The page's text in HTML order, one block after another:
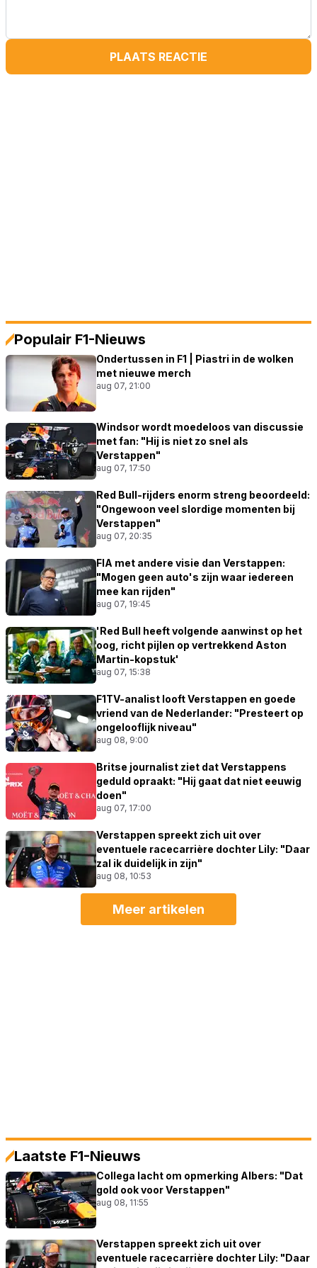
PLAATS REACTIE
Populair F1-Nieuws
Ondertussen in F1 | Piastri in de wolken
met nieuwe merch
aug 07, 21:00
Windsor wordt moedeloos van discussie
met fan: "Hij is niet zo snel als
Verstappen"
aug 07, 17:50
Red Bull-rijders enorm streng beoordeeld:
"Ongewoon veel slordige momenten bij
Verstappen"
aug 07, 20:35
FIA met andere visie dan Verstappen:
"Mogen geen auto's zijn waar iedereen
mee kan rijden"
aug 07, 19:45
'Red Bull heeft volgende aanwinst op het
oog, richt pijlen op vertrekkend Aston
Martin-kopstuk'
aug 07, 15:38
F1TV-analist looft Verstappen en goede
vriend van de Nederlander: "Presteert op
ongelooflijk niveau"
aug 08, 9:00
Britse journalist ziet dat Verstappens
geduld opraakt: "Hij gaat dat niet eeuwig
doen"
aug 07, 17:00
Verstappen spreekt zich uit over
eventuele racecarrière dochter Lily: "Daar
zal ik duidelijk in zijn"
aug 08, 10:53
Meer artikelen
Laatste F1-Nieuws
Collega lacht om opmerking Albers: "Dat
gold ook voor Verstappen"
aug 08, 11:55
Verstappen spreekt zich uit over
eventuele racecarrière dochter Lily: "Daar